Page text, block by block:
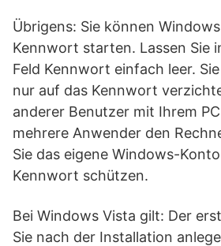
Übrigens: Sie können
Kennwort starten. Lassen Sie
Feld Kennwort einfach leer.
nur auf das Kennwort
anderer Benutzer mit Ihrem
mehrere Anwender den
Sie das eigene Windows-
Kennwort schützen.
Bei Windows Vista gilt: Der
Sie nach der Installation